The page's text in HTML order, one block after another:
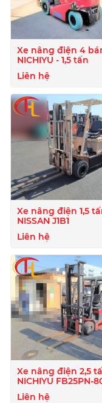
Xe nâng điện 4
NICHIYU - 1,5 tấn
Liên hệ
Xe nâng điện 1,5
NISSAN J1B1
Liên hệ
Xe nâng điện 2,5
NICHIYU FB25PN-
Liên hệ